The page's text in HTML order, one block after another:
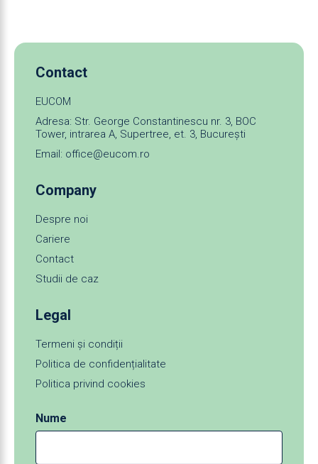
Contact
EUCOM
Adresa: Str. George Constantinescu nr. 3, BOC
Tower, intrarea A, Supertree, et. 3, București
Email: office@eucom.ro
Company
Despre noi
Cariere
Contact
Studii de caz
Legal
Termeni și condiții
Politica de confidențialitate
Politica privind cookies
Nume